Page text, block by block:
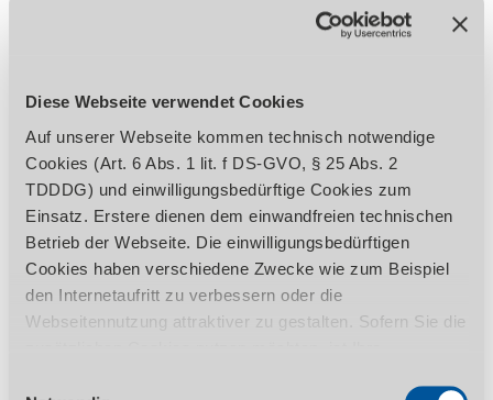
Diese Webseite verwendet Cookies
Auf unserer Webseite kommen technisch notwendige
Cookies (Art. 6 Abs. 1 lit. f DS-GVO, § 25 Abs. 2
TDDDG) und einwilligungsbedürftige Cookies zum
Einsatz. Erstere dienen dem einwandfreien technischen
Betrieb der Webseite. Die einwilligungsbedürftigen
Cookies haben verschiedene Zwecke wie zum Beispiel
den Internetaufritt zu verbessern oder die
Webseitennutzung attraktiver zu gestalten. Sofern Sie die
Str. 26, 96103
Hallstadt,
E-Mail
info@stuermer-
VPE 1
Wird in der Artikelbeschreibung und/oder in der
Beschreibung des Lieferumfangs eine Garantie
ausgewiesen, bleiben Ihre gesetzlichen
. Für